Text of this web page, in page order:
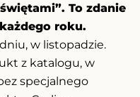
To zdanie
roku.
w listopadzie.
z katalogu, w
specjalnego